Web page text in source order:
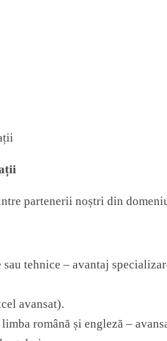
partenerii noștri din
tehnice – avantaj
avansat).
română și engleză –